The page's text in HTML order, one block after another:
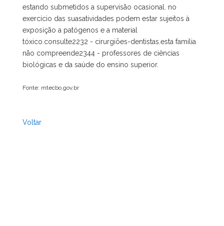
estando submetidos a supervisão ocasional. no
exercício das suasatividades podem estar sujeitos à
exposição a patógenos e a material
tóxico.consulte2232 - cirurgiões-dentistas.esta família
não compreende2344 - professores de ciências
biológicas e da saúde do ensino superior.
Fonte: mtecbo.gov.br
Voltar